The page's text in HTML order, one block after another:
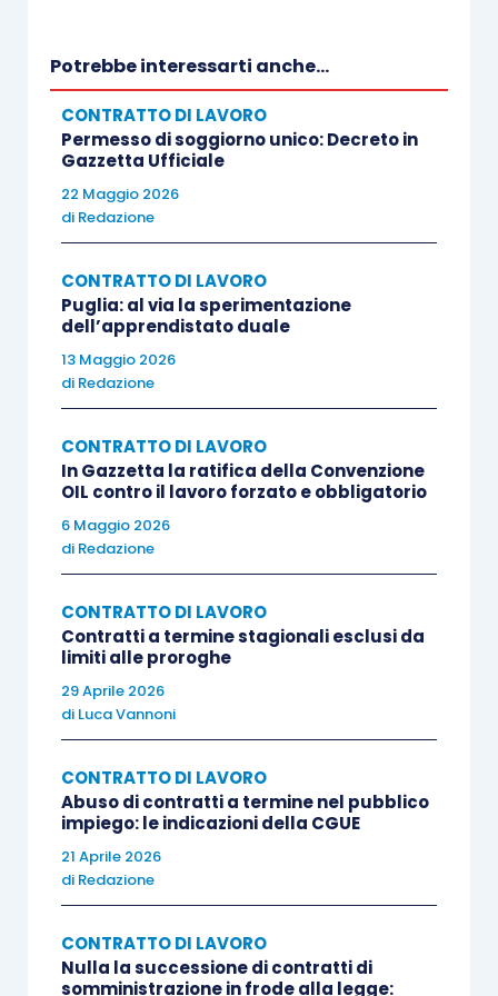
rimettere in discussione la valutazione svolta
dalla Corte d’Appello.
Gli Ermellini, inoltre, hanno respinto anche la
contestazione sulla valutazione delle prove
testimoniali, perché volta a sollecitare una nuova
valutazione del materiale probatorio, operazione
preclusa in sede di legittimità.
In proposito, la Suprema Corte ha evidenziato
come la violazione degli artt. 115 e 116, c.p.c.,
possa essere invocata qualora il giudice ritenga
provati fatti non allegati, utilizzi prove legali come
prove libere o viceversa, o ignori prove decisive
senza motivazione, circostanze estranee al caso
di specie.
Anche il motivo relativo alla pretesa eccessività
della penale contrattuale è stato ritenuto
infondato: secondo il ricorrente la Corte
territoriale non aveva adeguatamente
considerato l’assenza di danno effettivo per il
datore; la Cassazione ha ritenuto, al contrario, la
motivazione adeguata e coerente, fondata
aveva effettivamente svolto attività
Potrebbe interessarti anche...
CONTRATTO DI LAVORO
Permesso di soggiorno unico: Decreto in
Gazzetta Ufficiale
22 Maggio 2026
di Redazione
CONTRATTO DI LAVORO
Puglia: al via la sperimentazione
dell’apprendistato duale
13 Maggio 2026
di Redazione
CONTRATTO DI LAVORO
In Gazzetta la ratifica della Convenzione
OIL contro il lavoro forzato e obbligatorio
6 Maggio 2026
di Redazione
CONTRATTO DI LAVORO
Contratti a termine stagionali esclusi da
limiti alle proroghe
29 Aprile 2026
di Luca Vannoni
CONTRATTO DI LAVORO
Abuso di contratti a termine nel pubblico
impiego: le indicazioni della CGUE
21 Aprile 2026
di Redazione
CONTRATTO DI LAVORO
Nulla la successione di contratti di
somministrazione in frode alla legge: